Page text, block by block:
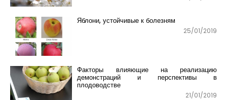
Яблони, устойчивые к болезням
25/01/2019
Факторы влияющие на реализацию
демонстраций и перспективы в
плодоводстве
21/01/2019